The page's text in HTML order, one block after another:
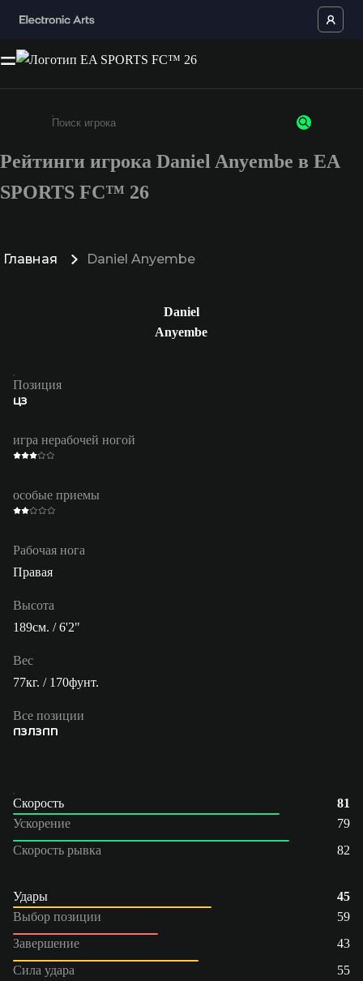
Введите не менее 3 символов или цифр
Рейтинги игрока Daniel Anyembe в EA
SPORTS FC™ 26
Главная Daniel Anyembe
Daniel
Anyembe
Позиция
ЦЗ
игра нерабочей ногой
особые приемы
Рабочая нога
Правая
Высота
189см. / 6'2"
Вес
77кг. / 170фунт.
Все позиции
ПЗЛЗПП
Скорость
81
Ускорение
79
Скорость рывка
82
Удары
45
Выбор позиции
59
Завершение
43
Сила удара
55